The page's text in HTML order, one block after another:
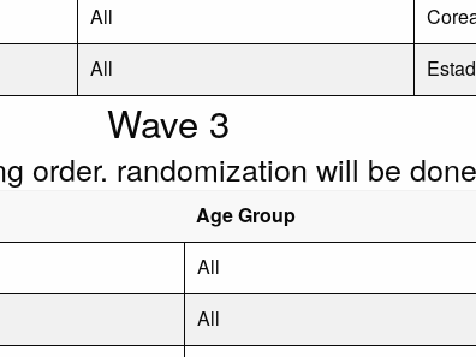
All
All
Wave 3
order. randomization will be
Age Group
All
All